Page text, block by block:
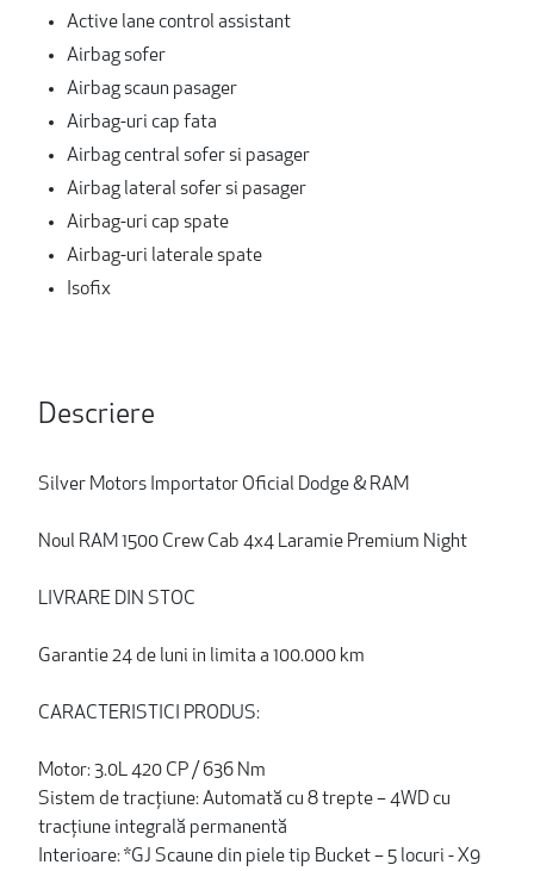
Active lane control assistant
Airbag sofer
Airbag scaun pasager
Airbag-uri cap fata
Airbag central sofer si pasager
Airbag lateral sofer si pasager
Airbag-uri cap spate
Airbag-uri laterale spate
Isofix
Descriere
Silver Motors Importator Oficial Dodge & RAM
Noul RAM 1500 Crew Cab 4x4 Laramie Premium Night
LIVRARE DIN STOC
Garantie 24 de luni in limita a 100.000 km
CARACTERISTICI PRODUS:
Motor: 3.0L 420 CP / 636 Nm
Sistem de tracțiune: Automată cu 8 trepte – 4WD cu
tracțiune integrală permanentă
Interioare: *GJ Scaune din piele tip Bucket – 5 locuri - X9